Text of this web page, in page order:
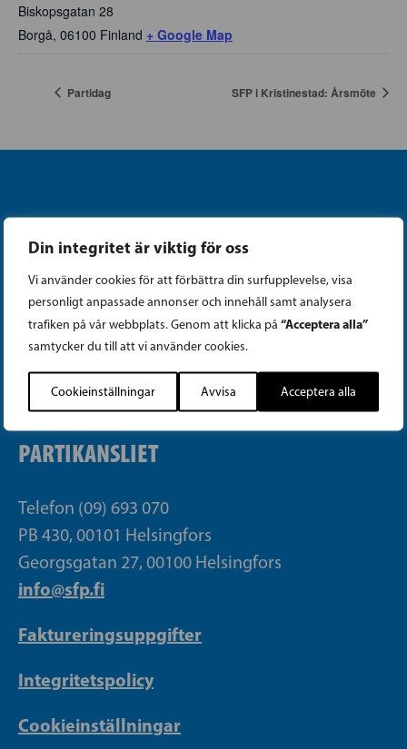
Din integritet är viktig för oss
Vi använder cookies för att förbättra din surfupplevelse, visa
personligt anpassade annonser och innehåll samt analysera
trafiken på vår webbplats. Genom att klicka på “Acceptera alla”
samtycker du till att vi använder cookies.
Cookieinställningar Avvisa Acceptera alla
Biskopsgatan 28
Borgå, 06100 Finland + Google Map
Partidag SFP i Kristinestad: Årsmöte
Instagram
Facebook
Tiktok
PARTIKANSLIET
Telefon (09) 693 070
PB 430, 00101 Helsingfors
Georgsgatan 27, 00100 Helsingfors
info@sfp.fi
Faktureringsuppgifter
Integritetspolicy
Cookieinställningar